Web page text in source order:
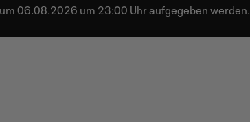
06.08.2026 um 23:00 Uhr aufgegeben